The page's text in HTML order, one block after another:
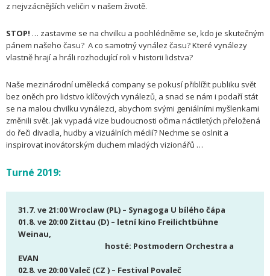
z nejvzácnějších veličin v našem životě.
STOP! … zastavme se na chvilku a poohlédněme se, kdo je skutečným
pánem našeho času? A co samotný vynález času? Které vynálezy
vlastně hrají a hráli rozhodující roli v historii lidstva?
Naše mezinárodní umělecká company se pokusí přiblížit publiku svět
bez oněch pro lidstvo klíčových vynálezů, a snad se nám i podaří stát
se na malou chvilku vynálezci, abychom svými geniálními myšlenkami
změnili svět. Jak vypadá vize budoucnosti očima náctiletých přeložená
do řeči divadla, hudby a vizuálních médií? Nechme se oslnit a
inspirovat inovátorským duchem mladých vizionářů …
Turné 2019:
31.7. ve 21:00 Wroclaw (PL) – Synagoga U bílého čápa
01.8. ve 20:00 Zittau (D) – letní kino Freilichtbühne
Weinau,
hosté: Postmodern Orchestra a
EVAN
02.8. ve 20:00 Valeč (CZ ) – Festival Povaleč